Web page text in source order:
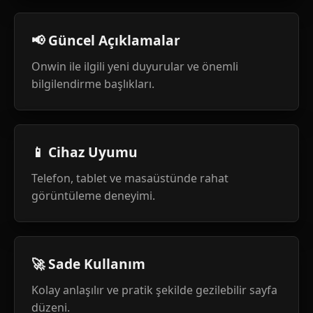
📢 Güncel Açıklamalar
Onwin ile ilgili yeni duyurular ve önemli
bilgilendirme başlıkları.
📱 Cihaz Uyumu
Telefon, tablet ve masaüstünde rahat
görüntüleme deneyimi.
🚀 Sade Kullanım
Kolay anlaşılır ve pratik şekilde gezilebilir sayfa
düzeni.